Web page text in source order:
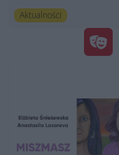
Aktualności